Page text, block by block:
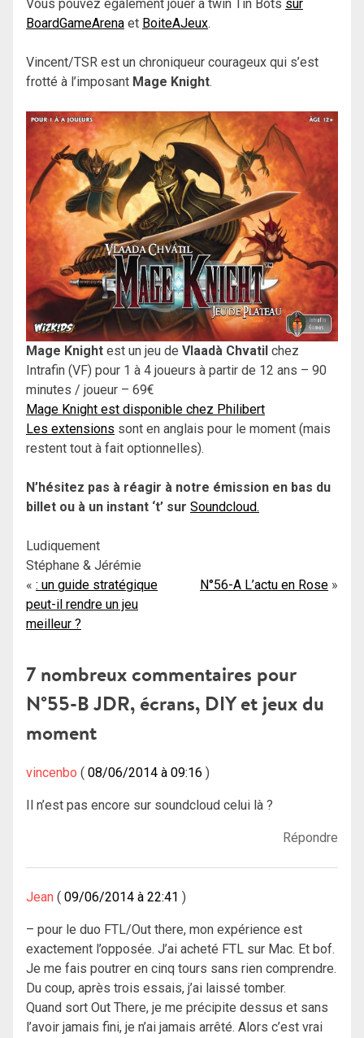
Vous pouvez également jouer à twin Tin Bots sur
BoardGameArena et BoiteAJeux.
Vincent/TSR est un chroniqueur courageux qui s’est
frotté à l’imposant Mage Knight.
Mage Knight est un jeu de Vlaadà Chvatil chez
Intrafin (VF) pour 1 à 4 joueurs à partir de 12 ans – 90
minutes / joueur – 69€
Mage Knight est disponible chez Philibert
Les extensions sont en anglais pour le moment (mais
restent tout à fait optionnelles).
N’hésitez pas à réagir à notre émission en bas du
billet ou à un instant ‘t’ sur Soundcloud.
Ludiquement
Stéphane & Jérémie
Navigation
de
: un guide stratégique
peut-il rendre un jeu
meilleur ?
N°56-A L’actu en Rose
7 nombreux commentaires pour
N°55-B JDR, écrans, DIY et jeux du
moment
vincenbo 08/06/2014 à 09:16
Il n’est pas encore sur soundcloud celui là ?
Répondre
Jean 09/06/2014 à 22:41
– pour le duo FTL/Out there, mon expérience est
exactement l’opposée. J’ai acheté FTL sur Mac. Et bof.
Je me fais poutrer en cinq tours sans rien comprendre.
Du coup, après trois essais, j’ai laissé tomber.
Quand sort Out There, je me précipite dessus et sans
l’avoir jamais fini, je n’ai jamais arrêté. Alors c’est vrai